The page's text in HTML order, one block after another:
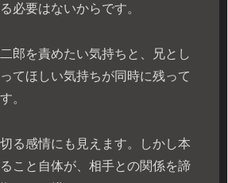
必要はないからです。
郎を責めたい気持ちと、兄とし
てほしい気持ちが同時に残って
。
る感情にも見えます。しかし本
こと自体が、相手との関係を諦